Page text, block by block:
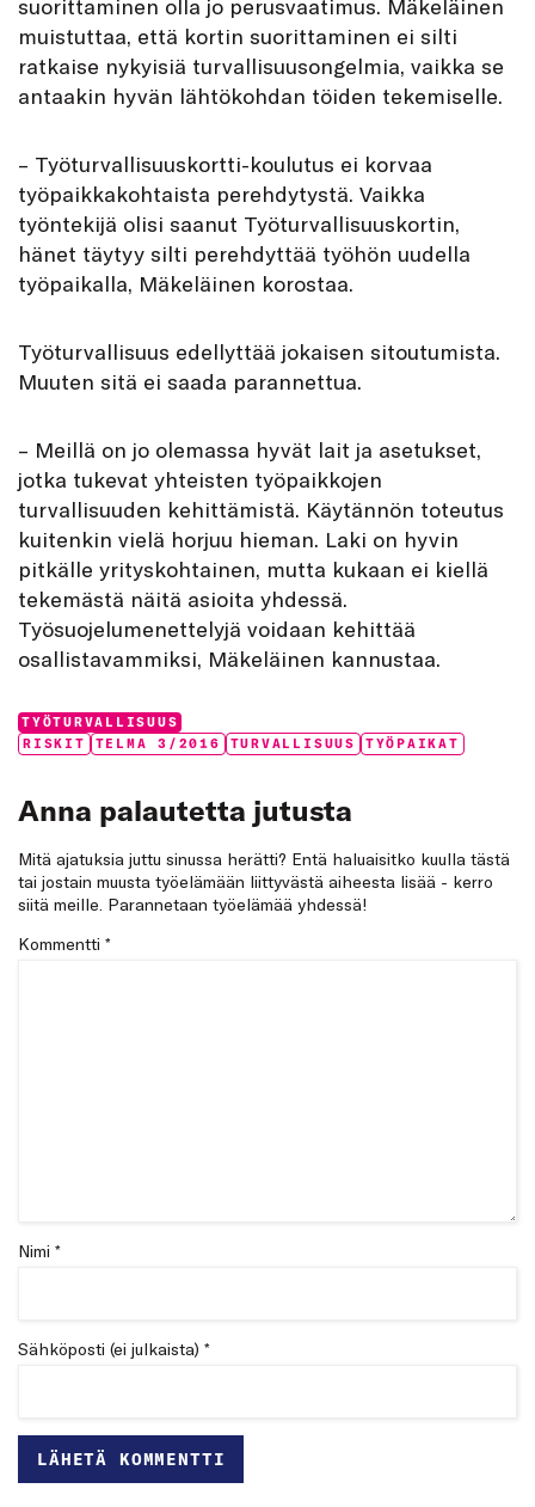
suorittaminen olla jo perusvaatimus. Mäkeläinen
muistuttaa, että kortin suorittaminen ei silti
ratkaise nykyisiä turvallisuusongelmia, vaikka se
antaakin hyvän lähtökohdan töiden tekemiselle.
– Työturvallisuuskortti-koulutus ei korvaa
työpaikkakohtaista perehdytystä. Vaikka
työntekijä olisi saanut Työturvallisuuskortin,
hänet täytyy silti perehdyttää työhön uudella
työpaikalla, Mäkeläinen korostaa.
Työturvallisuus edellyttää jokaisen sitoutumista.
Muuten sitä ei saada parannettua.
– Meillä on jo olemassa hyvät lait ja asetukset,
jotka tukevat yhteisten työpaikkojen
turvallisuuden kehittämistä. Käytännön toteutus
kuitenkin vielä horjuu hieman. Laki on hyvin
pitkälle yrityskohtainen, mutta kukaan ei kiellä
tekemästä näitä asioita yhdessä.
Työsuojelumenettelyjä voidaan kehittää
osallistavammiksi, Mäkeläinen kannustaa.
Categories:
TYÖTURVALLISUUS
Tags:
RISKIT TELMA 3/2016 TURVALLISUUS TYÖPAIKAT
Anna palautetta jutusta
Mitä ajatuksia juttu sinussa herätti? Entä haluaisitko kuulla tästä
tai jostain muusta työelämään liittyvästä aiheesta lisää - kerro
siitä meille. Parannetaan työelämää yhdessä!
Kommentti *
Nimi *
Sähköposti (ei julkaista) *